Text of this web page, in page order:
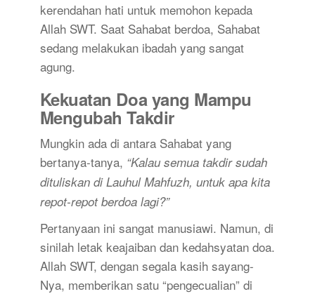
kerendahan hati untuk memohon kepada
Allah SWT. Saat Sahabat berdoa, Sahabat
sedang melakukan ibadah yang sangat
agung.
Kekuatan Doa yang Mampu
Mengubah Takdir
Mungkin ada di antara Sahabat yang
bertanya-tanya, “Kalau semua takdir sudah
dituliskan di Lauhul Mahfuzh, untuk apa kita
repot-repot berdoa lagi?”
Pertanyaan ini sangat manusiawi. Namun, di
sinilah letak keajaiban dan kedahsyatan doa.
Allah SWT, dengan segala kasih sayang-
Nya, memberikan satu “pengecualian” di